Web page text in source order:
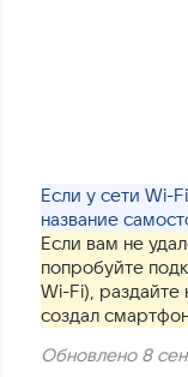
Если у сети Wi-
название
Если вам не
попробуйте
Wi-Fi),
создал
Обновлено 8